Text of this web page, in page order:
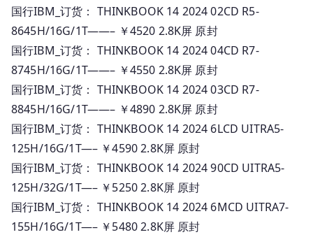
国行IBM_订货： THINKBOOK 14 2024 02CD R5-
8645H/16G/1T——– ￥4520 2.8K屏 原封
国行IBM_订货： THINKBOOK 14 2024 04CD R7-
8745H/16G/1T——– ￥4550 2.8K屏 原封
国行IBM_订货： THINKBOOK 14 2024 03CD R7-
8845H/16G/1T——– ￥4890 2.8K屏 原封
国行IBM_订货： THINKBOOK 14 2024 6LCD UITRA5-
125H/16G/1T—– ￥4590 2.8K屏 原封
国行IBM_订货： THINKBOOK 14 2024 90CD UITRA5-
125H/32G/1T—– ￥5250 2.8K屏 原封
国行IBM_订货： THINKBOOK 14 2024 6MCD UITRA7-
155H/16G/1T—– ￥5480 2.8K屏 原封